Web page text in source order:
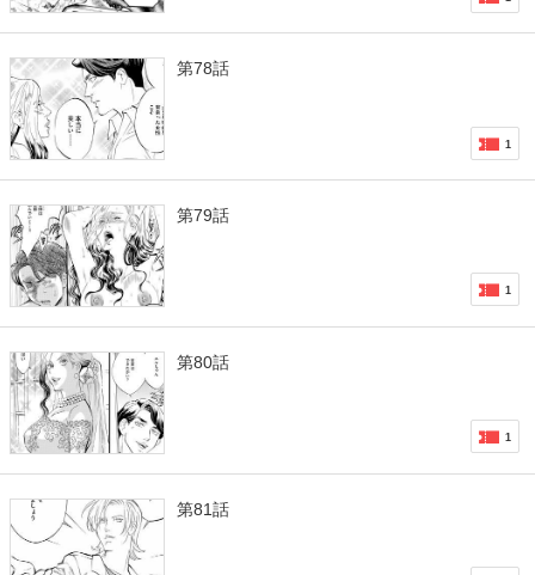
第78話
1
第79話
1
第80話
1
第81話